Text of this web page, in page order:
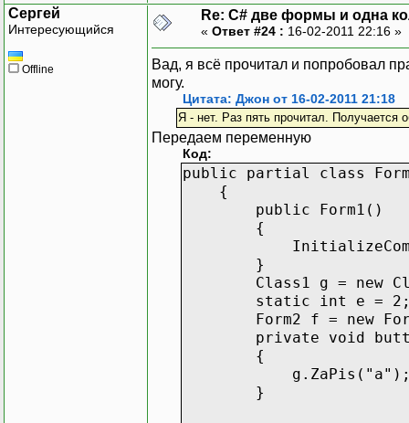
Сергей
Интересующийся
Offline
Re: C# две формы и одна
« Ответ #24 : 16-02-2011 22:16 »
Вад, я всё прочитал и попробовал
могу.
Цитата: Джон от 16-02-2011 21:18
Я - нет. Раз пять прочитал. Получается
Передаем переменную
Код:
public partial class
{
public Form1()
{
}
Class1 g = new
static int e =
Form2 f = new
private void
{
}